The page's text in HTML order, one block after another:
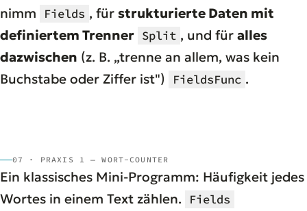
nimm
Fields , für strukturierte Daten mit
definiertem Trenner Split , und für alles
dazwischen (z. B. „trenne an allem, was kein
Buchstabe oder Ziffer ist")
FieldsFunc .
07 · PRAXIS 1 — WORT-COUNTER
Ein klassisches Mini-Programm: Häufigkeit jedes
Wortes in einem Text zählen.
Fields